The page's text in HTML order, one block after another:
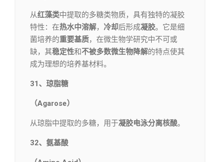
从红藻类中提取的多糖类物质，具有独特的凝胶
特性：在热水中溶解， 冷却后形成凝胶。它是细
菌培养的重要基质，在微生物学研究中不可或
缺，其稳定性和不被多数微生物降解的特点使其
成为理想的培养基材料。
31、琼脂糖
（Agarose）
从琼脂中提取的多糖，用于凝胶电泳分离核酸。
32、氨基酸